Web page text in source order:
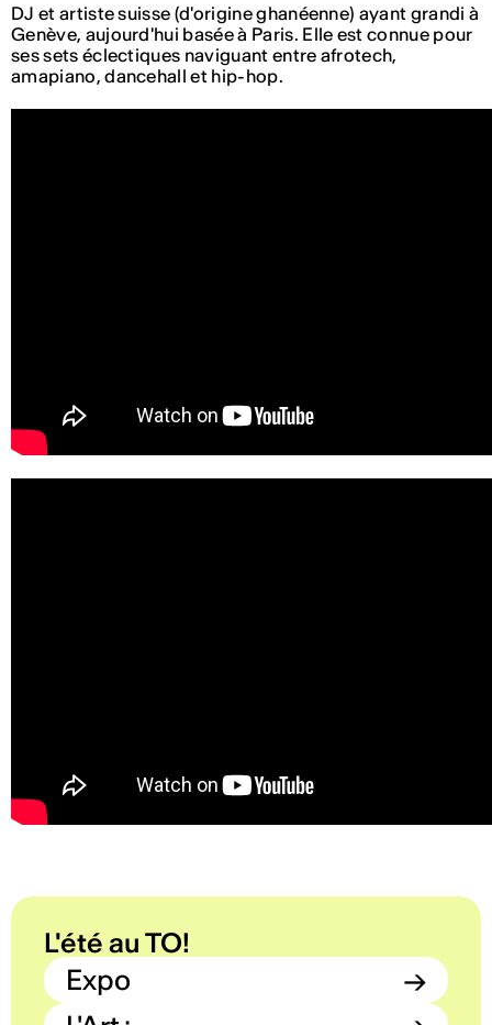
DJ et artiste suisse (d'origine ghanéenne) ayant grandi à
Genève, aujourd'hui basée à Paris. Elle est connue pour
ses sets éclectiques naviguant entre afrotech,
amapiano, dancehall et hip-hop.
L'été au TO!
Expo
→